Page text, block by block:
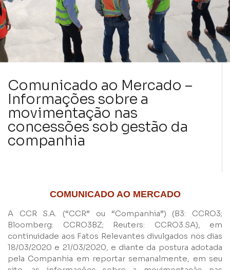
Comunicado ao Mercado –
Informações sobre a
movimentação nas
concessões sob gestão da
companhia
COMUNICADO AO MERCADO
A CCR S.A. (“CCR” ou “Companhia”) (B3: CCRO3;
Bloomberg: CCRO3BZ; Reuters: CCRO3.SA), em
continuidade aos Fatos Relevantes divulgados nos dias
18/03/2020 e 21/03/2020, e diante da postura adotada
pela Companhia em reportar semanalmente, em seu